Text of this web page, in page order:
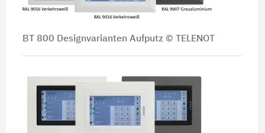
BT 800 Designvarianten Aufputz © TELENOT